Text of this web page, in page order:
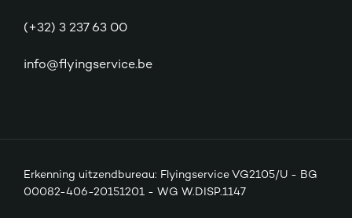
(+32) 3 237 63 00
info@flyingservice.be
Erkenning uitzendbureau: Flyingservice VG2105/U - BG
00082-406-20151201 - WG W.DISP.1147